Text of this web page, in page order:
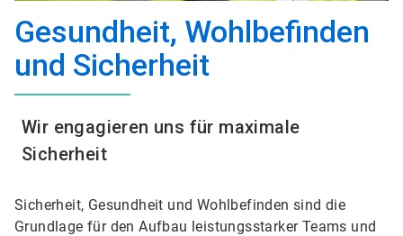
Gesundheit, Wohlbefinden
und Sicherheit
Wir engagieren uns für maximale
Sicherheit
Sicherheit, Gesundheit und Wohlbefinden sind die
Grundlage für den Aufbau leistungsstarker Teams und